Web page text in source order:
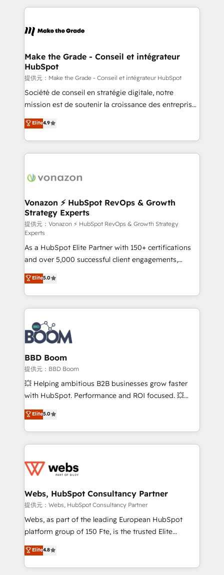
collecte et de l’analyse des données pour des
de la productivité des équipes Notre équipe de 30
avec un engagement total, alignant processus
métiers et technologie, et guidant vos équipes à
travers le changement, tout en centrant vos objectifs
d’entreprise. Grâce à une méthodologie éprouvée
auprès de plus de 400 clients, nous comprenons
HubSpot dans votre organisation. Pour toute
question technique ou besoin de structuration de
Make the Grade - Conseil et intégrateur
HubSpot
提供元：Make the Grade - Conseil et intégrateur HubSpot
Société de conseil en stratégie digitale, notre
mission est de soutenir la croissance des entreprises
B2B à travers l’acquisition de nouveaux clients,
l'intégration CRM et le développement des revenus
auprès de vos comptes existants. En France et à
l'international, nous travaillons avec des ETI
delà d’une simple transformation digitale et des
➤ L’intégration de CRM et de méthodologie RevOps
pour aligner les équipes marketing, commerciales et
support client (data migration, synchronisation API,
audit et maintenance) ➤ La création de sites internet
de conversion qui transforment les visiteurs en
opportunités d'affaires ➤ La mise en place de
stratégies d'acquisition marketing (SEO, SEA,
inbound, automatisation marketing, ABM, IA,
emailing) Informations clés : - 10 ans d'expérience -
100+ intégrations CRM HubSpot réussies - 40
experts conseil - 150 certifications HubSpot
cumulées
Elite4.9
Vonazon ⚡ HubSpot RevOps & Growth
Strategy Experts
提供元：Vonazon ⚡ HubSpot RevOps & Growth Strategy
Experts
As a HubSpot Elite Partner with 150+ certifications
and over 5,000 successful client engagements,
Vonazon turns marketing complexity into
measurable, scalable growth. From onboarding to
enterprise-grade campaigns, our in-house team
builds scalable strategies that drive long-term
revenue. ⚙️ HubSpot Integration & Optimization •
Seamless CRM, CMS, and automation setup •
Complex platform migrations and data cleanups •
Custom APIs and third-party integrations 📈 End-to-
End Revenue Acceleration • Lifecycle marketing and
pipeline growth programs • Sales enablement tools
and CRM optimization • Retention strategies with
Execution • 750+ onboardings and 2,000+
implementations • Deep expertise across marketing,
Elite5.0
BBD Boom
提供元：BBD Boom
💥 Helping ambitious B2B businesses grow faster
with HubSpot. Performance and ROI focused. 💥
BBD Boom is the HubSpot partner that can help you
to HubSpot Better. We work with your teams to
solve all your HubSpot challenges and improve user
adoption, sales process and marketing results.
the first time 🔧 Designing and optimising your
and build using HubSpot 🔌 Integrating HubSpot
with other systems 🎓 Training your teams to be
HubSpot pros 📊 Lead generation services using
HubSpot Why us? - SIX HubSpot Accreditations -
CRM, Solutions Architecture, Onboarding , Data
Migration, Custom Integration & Platform
Elite5.0
Webs, HubSpot Consultancy Partner
提供元：Webs, HubSpot Consultancy Partner
Webs, as part of the leading European HubSpot
platform group of 150 Fte, is the trusted Elite
HubSpot CRM Partner offering you a roadmap on
maximizing EBITDA and achieving Commercial
Excellence. With our targeted processes, we
Elite4.8